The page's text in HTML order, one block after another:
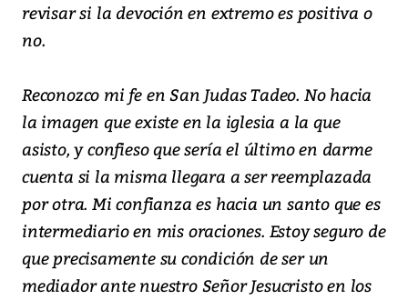
revisar si la devoción en extremo es positiva o
no.
Reconozco mi fe en San Judas Tadeo. No hacia
la imagen que existe en la iglesia a la que
asisto, y confieso que sería el último en darme
cuenta si la misma llegara a ser reemplazada
por otra. Mi confianza es hacia un santo que es
intermediario en mis oraciones. Estoy seguro de
que precisamente su condición de ser un
mediador ante nuestro Señor Jesucristo en los